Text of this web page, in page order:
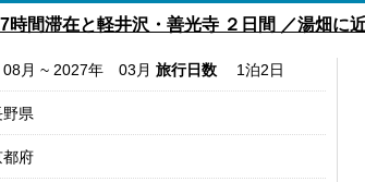
時間滞在と軽井沢・善光寺 ２日間 ／湯畑に
月 ~ 2027年 03月 旅行日数 1泊2日
県
都府